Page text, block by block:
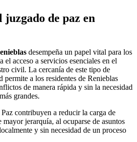
de paz en
desempeña un papel vital para los
el acceso a servicios esenciales en el
civil. La cercanía de este tipo de
permite a los residentes de Renieblas
de manera rápida y sin la necesidad
grandes.
contribuyen a reducir la carga de
jerarquía, al ocuparse de asuntos
y sin necesidad de un proceso